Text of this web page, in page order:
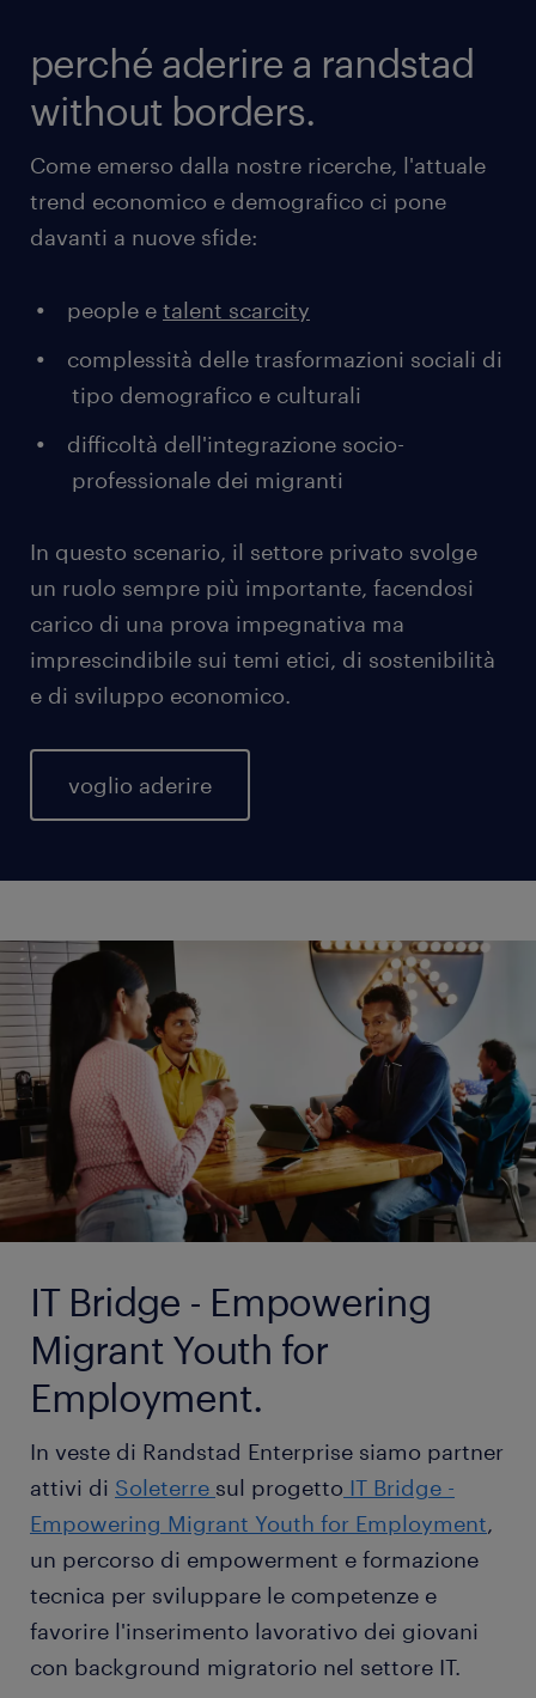
perché aderire a randstad
without borders.
Come emerso dalla nostre ricerche, l'attuale
trend economico e demografico ci pone
davanti a nuove sfide:
people e talent scarcity
complessità delle trasformazioni sociali di
tipo demografico e culturali
difficoltà dell'integrazione socio-
professionale dei migranti
In questo scenario, il settore privato svolge
un ruolo sempre più importante, facendosi
carico di una prova impegnativa ma
imprescindibile sui temi etici, di sostenibilità
e di sviluppo economico.
voglio aderire
IT Bridge - Empowering
Migrant Youth for
Employment.
In veste di Randstad Enterprise siamo partner
attivi di Soleterre sul progetto IT Bridge -
Empowering Migrant Youth for Employment,
un percorso di empowerment e formazione
tecnica per sviluppare le competenze e
favorire l'inserimento lavorativo dei giovani
con background migratorio nel settore IT.